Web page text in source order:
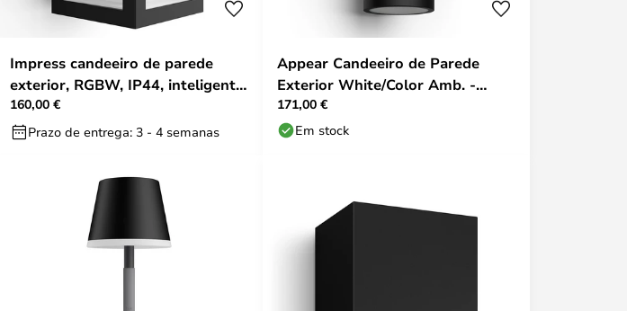
Impress candeeiro de parede
exterior, RGBW, IP44, inteligente
- Philips Hue
160,00 €
Prazo de entrega: 3 - 4 semanas
Appear Candeeiro de Parede
Exterior White/Color Amb. -
Philips Hue
171,00 €
Em stock